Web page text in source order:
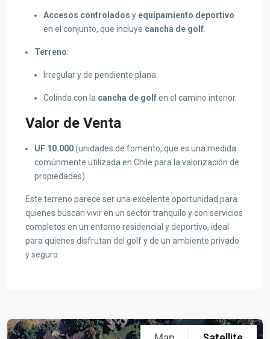
Accesos controlados y equipamiento deportivo
en el conjunto, que incluye cancha de golf
Terreno:
Irregular y de pendiente plana.
Colinda con la cancha de golfen el camino interior.
Valor de Venta
UF 10.000(unidades de fomento, que es una medida
comúnmente utilizada en Chile para la valorización de
propiedades).
Este terreno parece ser una excelente oportunidad para
quienes buscan vivir en un sector tranquilo y con servicios
completos en un entorno residencial y deportivo, ideal
para quienes disfrutan del golf y de un ambiente privado
y seguro.